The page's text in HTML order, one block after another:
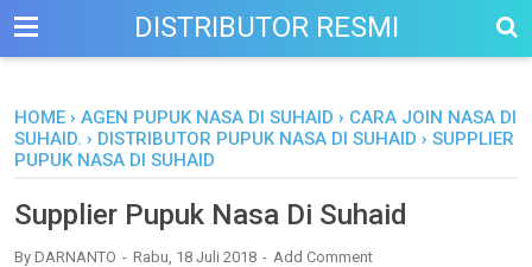
DISTRIBUTOR RESMI
HOME › AGEN PUPUK NASA DI SUHAID › CARA JOIN NASA DI
SUHAID. › DISTRIBUTOR PUPUK NASA DI SUHAID › SUPPLIER
PUPUK NASA DI SUHAID
Supplier Pupuk Nasa Di Suhaid
By DARNANTO Rabu, 18 Juli 2018 Add Comment